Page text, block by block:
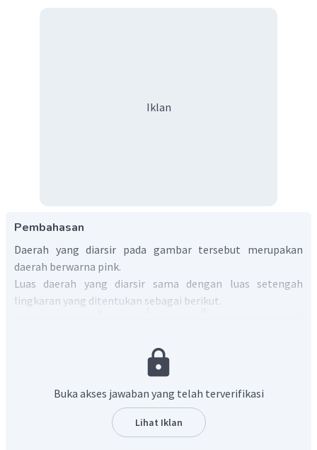
Iklan
Pembahasan
Daerah yang diarsir pada gambar tersebut merupakan
daerah berwarna pink.
Luas daerah yang diarsir sama dengan luas setengah
lingkaran yang ditentukan sebagai berikut.
4.928
Diperoleh luas daerah yang diarsir
Buka akses jawaban yang telah terverifikasi
Lihat Iklan